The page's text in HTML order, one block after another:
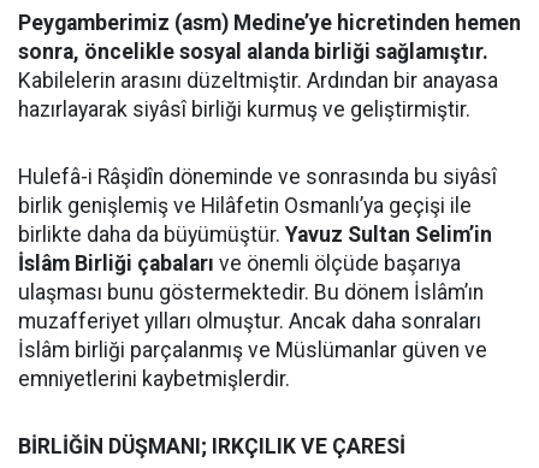
Peygamberimiz (asm) Medine’ye hicretinden hemen
sonra, öncelikle sosyal alanda birliği sağlamıştır.
Kabilelerin arasını düzeltmiştir. Ardından bir anayasa
hazırlayarak siyâsî birliği kurmuş ve geliştirmiştir.
Hulefâ-i Râşidîn döneminde ve sonrasında bu siyâsî
birlik genişlemiş ve Hilâfetin Osmanlı’ya geçişi ile
birlikte daha da büyümüştür. Yavuz Sultan Selim’in
İslâm Birliği çabaları ve önemli ölçüde başarıya
ulaşması bunu göstermektedir. Bu dönem İslâm’ın
muzafferiyet yılları olmuştur. Ancak daha sonraları
İslâm birliği parçalanmış ve Müslümanlar güven ve
emniyetlerini kaybetmişlerdir.
BİRLİĞİN DÜŞMANI; IRKÇILIK VE ÇARESİ